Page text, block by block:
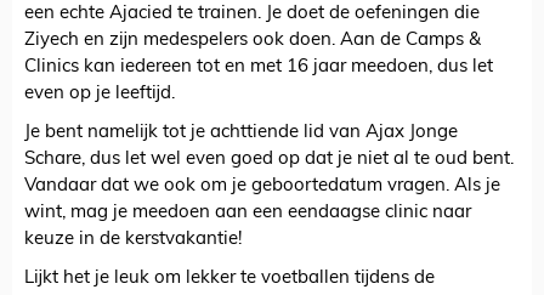
een echte Ajacied te trainen. Je doet de oefeningen die
Ziyech en zijn medespelers ook doen. Aan de Camps &
Clinics kan iedereen tot en met 16 jaar meedoen, dus let
even op je leeftijd.
Je bent namelijk tot je achttiende lid van Ajax Jonge
Schare, dus let wel even goed op dat je niet al te oud bent.
Vandaar dat we ook om je geboortedatum vragen. Als je
wint, mag je meedoen aan een eendaagse clinic naar
keuze in de kerstvakantie!
Lijkt het je leuk om lekker te voetballen tijdens de